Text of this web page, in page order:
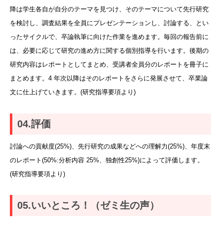
降は学生各自が自分のテーマを見つけ、そのテーマについて先行研究
を検討し、調査結果を全員にプレゼンテーションし、討論する、とい
ったサイクルで、卒論執筆に向けた作業を進めます。毎回の報告前に
は、必要に応じて研究の進め方に関する個別指導を行います。後期の
研究内容はレポートとしてまとめ、受講者全員分のレポートを冊子に
まとめます。4 年次以降はそのレポートをさらに発展させて、卒業論
文に仕上げていきます。(研究指導要項より)
04.評価
討論への貢献度(25%)、先行研究の成果などへの理解力(25%)、年度末
のレポート(50%:分析内容 25%、独創性25%)によって評価します。
(研究指導要項より)
05.いいところ！（ゼミ生の声）